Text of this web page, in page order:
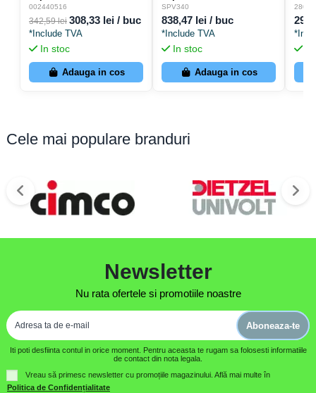
Tip 2 3P broșabil cu
semnalizare 1100VDC
20kA pentru panouri
002440516
002440516
342,59 lei 308,33 lei / buc
*Include TVA
In stoc
Adauga in cos
Tip 2 3P 1170VDC 20kA
3M pentru panouri
fotovoltaice - Hager
SPV340
838,47 lei / buc
*Include TVA
In stoc
Adauga in cos
Tip
In
Cele mai populare branduri
Newsletter
Nu rata ofertele si promotiile noastre
Aboneaza-te
Iti poti desfiinta contul in orice moment. Pentru aceasta te rugam sa folosesti informatiile
de contact din nota legala.
Vreau să primesc newsletter cu promoțiile magazinului. Află mai multe în
Politica de Confidențialitate